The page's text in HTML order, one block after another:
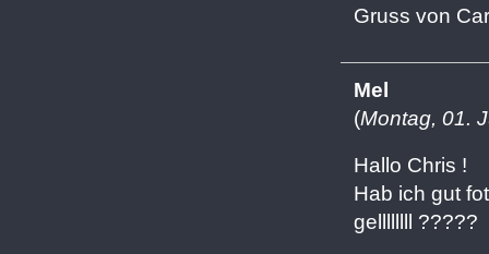
Gruss von
Mel
(Montag, 01.
Hallo Chris !
Hab ich gut
gellllllll ?????